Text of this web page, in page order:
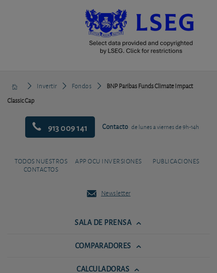
Invertir Fondos
BNP Paribas Funds Climate Impact
Classic Cap
913 009 141 Contacto de lunes a viernes de 9h-14h
TODOS NUESTROS
CONTACTOS
APP OCU INVERSIONES PUBLICACIONES
Newsletter
SALA DE PRENSA
COMPARADORES
CALCULADORAS